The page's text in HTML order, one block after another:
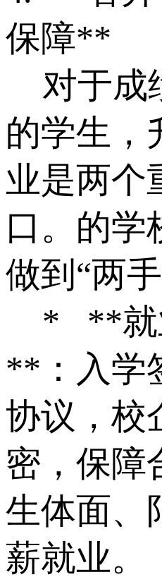
保障**
对于成
的学生，
业是两个
口。的学
做到“两手
* **就
**：入学
协议，校
密，保障
生体面、
薪就业。